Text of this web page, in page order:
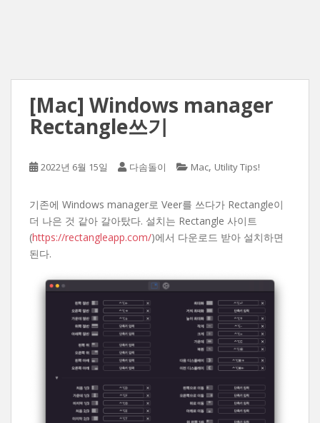
[Mac] Windows manager
Rectangle쓰기
2022년 6월 15일 다솜돌이 Mac, Utility Tips!
기존에 Windows manager로 Veer를 쓰다가 Rectangle이
더 나은 것 같아 갈아탔다. 설치는 Rectangle 사이트
(https://rectangleapp.com/)에서 다운로드 받아 설치하면
된다.